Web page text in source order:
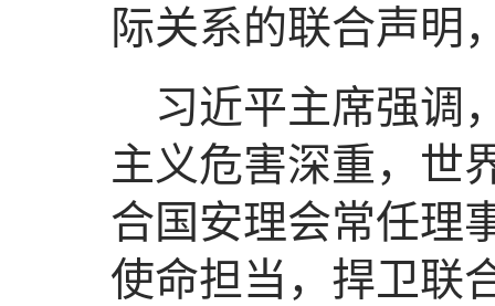
际关系的联合声明
习近平主席强调
主义危害深重，世
合国安理会常任理
使命担当，捍卫联